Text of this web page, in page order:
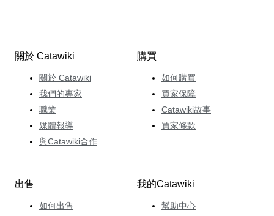
關於 Catawiki
關於 Catawiki
我們的專家
職業
媒體報導
與Catawiki合作
購買
如何購買
買家保障
Catawiki故事
買家條款
出售
如何出售
我的Catawiki
幫助中心